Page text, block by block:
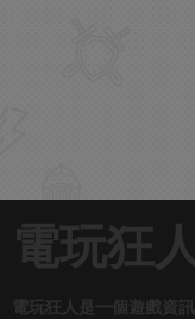
電玩狂人
電玩狂人是一個遊戲資